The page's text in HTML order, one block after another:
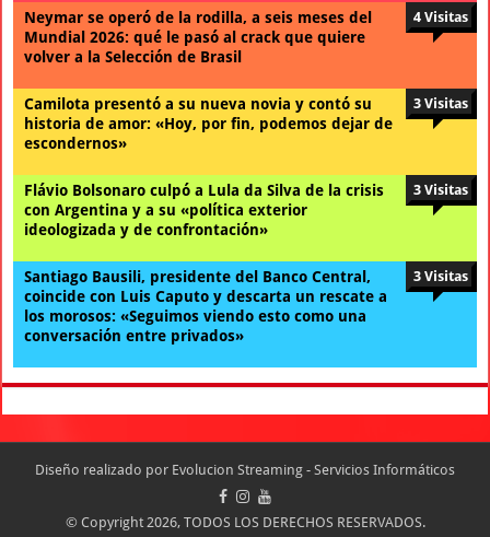
Neymar se operó de la rodilla, a seis meses del
Mundial 2026: qué le pasó al crack que quiere
volver a la Selección de Brasil
4 Visitas
Camilota presentó a su nueva novia y contó su
historia de amor: «Hoy, por fin, podemos dejar de
escondernos»
3 Visitas
Flávio Bolsonaro culpó a Lula da Silva de la crisis
con Argentina y a su «política exterior
ideologizada y de confrontación»
3 Visitas
Santiago Bausili, presidente del Banco Central,
coincide con Luis Caputo y descarta un rescate a
los morosos: «Seguimos viendo esto como una
conversación entre privados»
3 Visitas
Diseño realizado por Evolucion Streaming - Servicios Informáticos
© Copyright 2026, TODOS LOS DERECHOS RESERVADOS.